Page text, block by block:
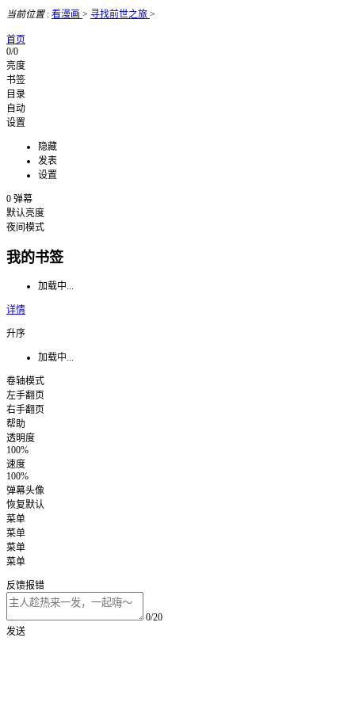
当前位置: 看漫画 > 寻找前世之旅 >
首页
0/0
亮度
书签
目录
自动
设置
隐藏
发表
设置
0 弹幕
默认亮度
夜间模式
我的书签
加载中...
详情
升序
加载中...
卷轴模式
左手翻页
右手翻页
帮助
透明度
100%
速度
100%
弹幕头像
恢复默认
菜单
菜单
菜单
菜单
反馈报错
0/20
发送